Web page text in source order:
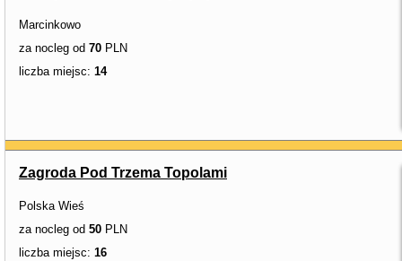
Marcinkowo
za nocleg od 70 PLN
liczba miejsc: 14
Zagroda Pod Trzema Topolami
Polska Wieś
za nocleg od 50 PLN
liczba miejsc: 16